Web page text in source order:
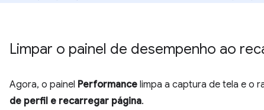
Limpar o painel de desempenho ao
Agora, o painel Performance limpa a captura de tela e o
de perfil e recarregar página.